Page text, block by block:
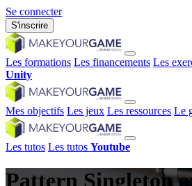
Se connecter
S'inscrire
Les formations Les financements Les
Unity
Mes objectifs Les jeux Les ressources Le
Les tutos Les tutos Youtube
Pattern Singleton